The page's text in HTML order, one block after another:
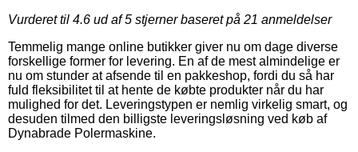
Vurderet til 4.6 ud af 5 stjerner baseret på 21 anmeldelser
Temmelig mange online butikker giver nu om dage diverse
forskellige former for levering. En af de mest almindelige er
nu om stunder at afsende til en pakkeshop, fordi du så har
fuld fleksibilitet til at hente de købte produkter når du har
mulighed for det. Leveringstypen er nemlig virkelig smart, og
desuden tilmed den billigste leveringsløsning ved køb af
Dynabrade Polermaskine.